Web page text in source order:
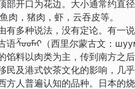
部开口为花边。大小通常约直
肉，猪肉，虾，云吞皮等。
有多种说法，没有定论。有一
语ᠱᠤᠤᠮᠠᠢ（西里尔蒙古文：
馅料以肉类为主，传到南方之
民及港式饮茶文化的影响，几
方人普遍认知的品种。日本的烧